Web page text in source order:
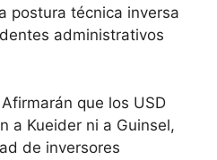
postura técnica inversa
administrativos
que los USD
a Kueider ni a Guinsel,
de inversores